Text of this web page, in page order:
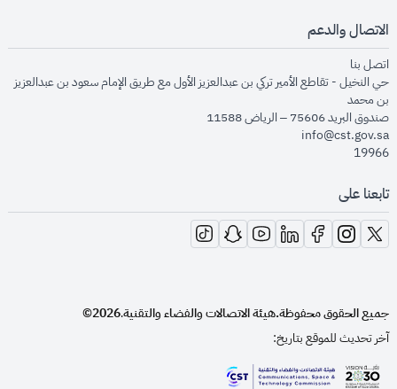
الاتصال والدعم
اتصل بنا
حي النخيل - تقاطع الأمير تركي بن عبدالعزيز الأول مع طريق الإمام سعود بن عبدالعزيز
بن محمد
صندوق البريد 75606 – الرياض 11588
info@cst.gov.sa
19966
تابعنا على
opens in new window
opens in new window
opens in new window
opens in new window
opens in new window
opens in new window
opens in new window
جميع الحقوق محفوظة.هيئة الاتصالات والفضاء والتقنية.
2026©
آخر تحديث للموقع بتاريخ: